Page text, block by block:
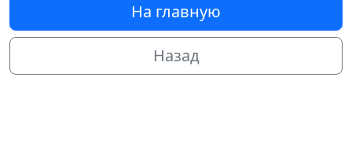
На главную
Назад